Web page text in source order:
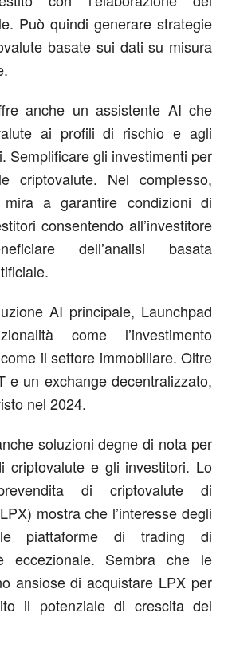
Può quindi generare strategie
basate sui dati su misura
anche un assistente AI che
ai profili di rischio e agli
Semplificare gli investimenti per
criptovalute. Nel complesso,
mira a garantire condizioni di
consentendo all’investitore
dell’analisi basata
AI principale, Launchpad
come l’investimento
il settore immobiliare. Oltre
e un exchange decentralizzato,
nel 2024.
soluzioni degne di nota per
criptovalute e gli investitori. Lo
di criptovalute di
mostra che l’interesse degli
piattaforme di trading di
eccezionale. Sembra che le
ansiose di acquistare LPX per
il potenziale di crescita del